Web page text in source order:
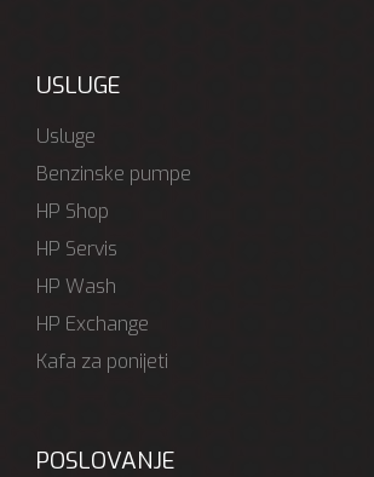
USLUGE
Usluge
Benzinske pumpe
HP Shop
HP Servis
HP Wash
HP Exchange
Kafa za ponijeti
POSLOVANJE